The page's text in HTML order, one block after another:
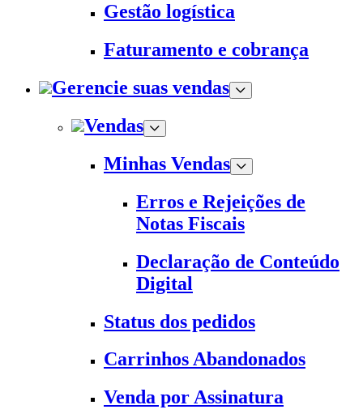
Gestão logística
Faturamento e cobrança
Gerencie suas vendas
Vendas
Minhas Vendas
Erros e Rejeições de
Notas Fiscais
Declaração de Conteúdo
Digital
Status dos pedidos
Carrinhos Abandonados
Venda por Assinatura